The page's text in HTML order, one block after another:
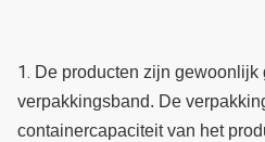
1. De producten zijn gewoonlijk
verpakkingsband. De
containercapaciteit van het